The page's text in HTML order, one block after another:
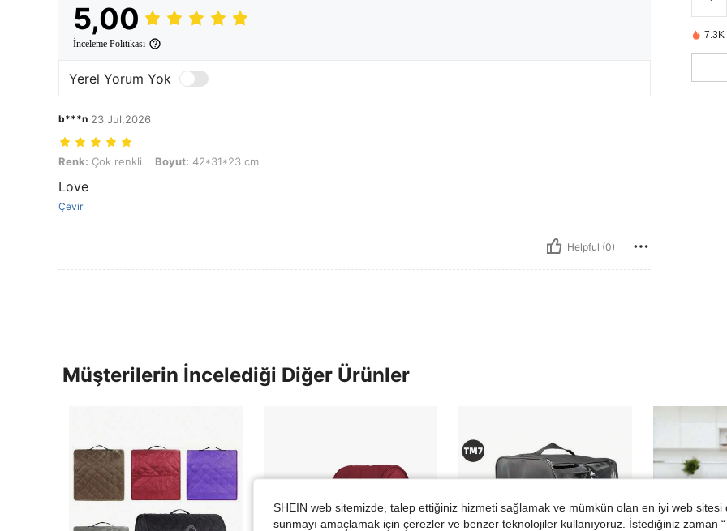
5,00
İnceleme Politikası
Yerel Yorum Yok
b***n 23 Jul,2026
Renk: Çok renkli, Boyut: 42*31*23 cm
Renk: Çok renkli Boyut: 42*31*23 cm
Love
Çevir
Helpful (0)
7.3K
Müşterilerin İncelediği Diğer Ürünler
SHEIN web sitemizde, talep ettiğiniz hizmeti sağlamak ve mümkün olan en iyi web sitesi
sunmayı amaçlamak için çerezler ve benzer teknolojiler kullanıyoruz. İstediğiniz zaman